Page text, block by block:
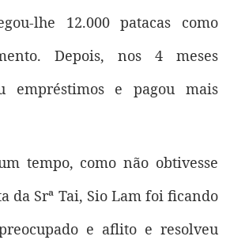
lhe 12.000 patacas como
Depois, nos 4 meses
empréstimos e pagou mais
tempo, como não obtivesse
da Srª Tai, Sio Lam foi ficando
e aflito e resolveu